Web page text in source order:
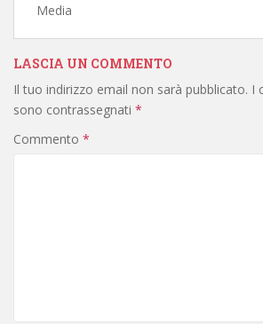
Media
LASCIA UN COMMENTO
Il tuo indirizzo email non sarà pubblicato. I
sono contrassegnati *
Commento *